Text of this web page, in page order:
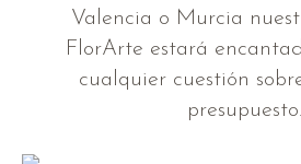
Valencia o Murcia
FlorArte estará
cualquier cuestión
presupuesto.